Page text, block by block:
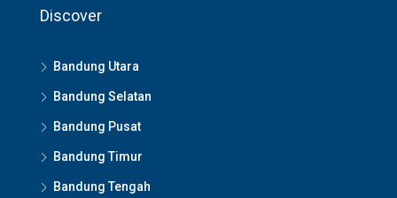
Discover
Bandung Utara
Bandung Selatan
Bandung Pusat
Bandung Timur
Bandung Tengah